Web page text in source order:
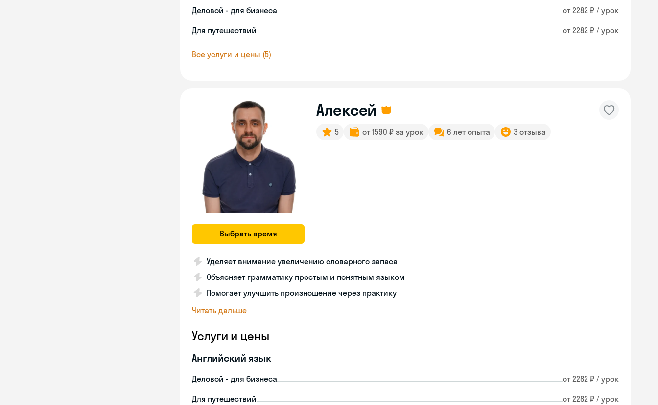
Деловой - для бизнеса от 2282 ₽ / урок
Для путешествий от 2282 ₽ / урок
Все услуги и цены (5)
Выбрать время
Алексей
5 от 1590 ₽ за урок 6 лет опыта 3 отзыва
Уделяет внимание увеличению словарного запаса
Объясняет грамматику простым и понятным языком
Помогает улучшить произношение через практику
Читать дальше
Услуги и цены
Английский язык
Деловой - для бизнеса от 2282 ₽ / урок
Для путешествий от 2282 ₽ / урок